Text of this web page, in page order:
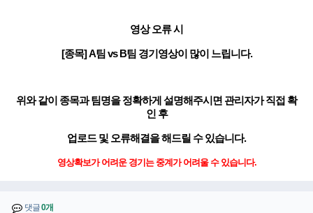
영상 오류 시
[종목] A팀 vs B팀 경기영상이 많이 느립니다.
위와 같이 종목과 팀명을 정확하게 설명해주시면 관리자가 직접 확
인 후
업로드 및 오류해결을 해드릴 수 있습니다.
영상확보가 어려운 경기는 중계가 어려울 수 있습니다.
댓글0개